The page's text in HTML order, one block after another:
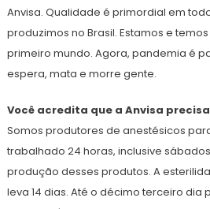
Anvisa. Qualidade é primordial em
produzimos no Brasil. Estamos e
primeiro mundo. Agora, pandemia é
espera, mata e morre gente.
Você acredita que a Anvisa
Somos produtores de anestésicos
trabalhado 24 horas, inclusive
produção desses produtos. A
leva 14 dias. Até o décimo terceiro